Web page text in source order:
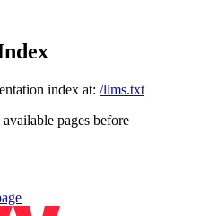
index at: /llms.txt
pages before